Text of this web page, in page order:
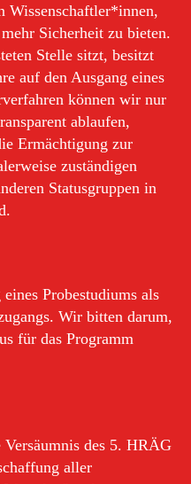
Wissenschaftler*innen,
Sicherheit zu bieten.
Stelle sitzt, besitzt
auf den Ausgang eines
können wir nur
ablaufen,
Ermächtigung zur
zuständigen
Statusgruppen in
Probestudiums als
Wir bitten darum,
für das Programm
des 5. HRÄG
aller